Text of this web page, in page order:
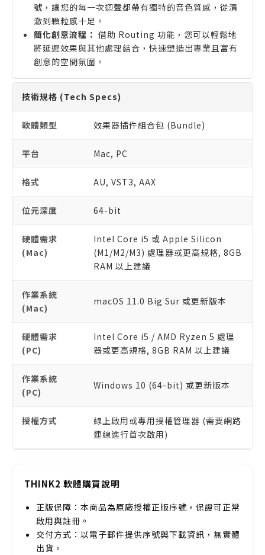
號，讓您的每一次迴聲都帶有獨特的音色質感，從清
澈到顆粒感十足。
簡化創意流程： 借助 Routing 功能，您可以輕鬆地
將延遲效果與其他處理結合，快速塑造出專業且富有
創意的空間氛圍。
技術規格 (Tech Specs)
軟體類型 效果器插件組合包 (Bundle)
平台 Mac, PC
格式 AU, VST3, AAX
位元深度 64-bit
硬體需求
(Mac)
Intel Core i5 或 Apple Silicon
(M1/M2/M3) 處理器或更高規格, 8GB
RAM 以上建議
作業系統
(Mac)
macOS 11.0 Big Sur 或更新版本
硬體需求
(PC)
Intel Core i5 / AMD Ryzen 5 處理
器或更高規格, 8GB RAM 以上建議
作業系統
(PC)
Windows 10 (64-bit) 或更新版本
授權方式
線上啟用或專用授權管理器 (需要網路
連線進行首次啟用)
THINK2 軟體購買說明
正版保障：本商品為原廠授權正版序號，保證可正常
啟用與註冊。
交付方式：以電子郵件提供序號與下載資訊，無實體
出貨。